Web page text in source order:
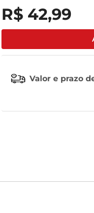
R$ 42,99
Valor e prazo